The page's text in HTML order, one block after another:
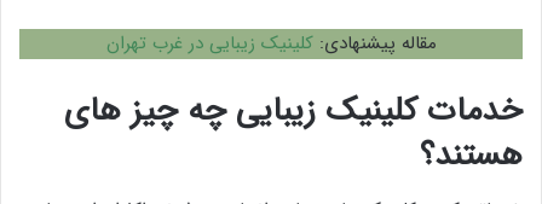
مقاله پیشنهادی:کلینیک زیبایی در غرب تهران
خدمات کلینیک زیبایی چه چیز های
هستند؟